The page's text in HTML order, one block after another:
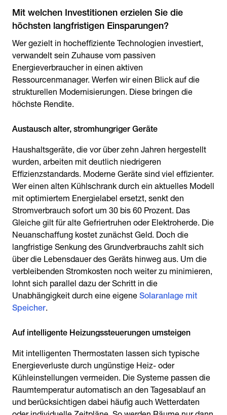
Mit welchen Investitionen erzielen Sie die
höchsten langfristigen Einsparungen?
Wer gezielt in hocheffiziente Technologien investiert,
verwandelt sein Zuhause vom passiven
Energieverbraucher in einen aktiven
Ressourcenmanager. Werfen wir einen Blick auf die
strukturellen Modernisierungen. Diese bringen die
höchste Rendite.
Austausch alter, stromhungriger Geräte
Haushaltsgeräte, die vor über zehn Jahren hergestellt
wurden, arbeiten mit deutlich niedrigeren
Effizienzstandards. Moderne Geräte sind viel effizienter.
Wer einen alten Kühlschrank durch ein aktuelles Modell
mit optimiertem Energielabel ersetzt, senkt den
Stromverbrauch sofort um 30 bis 60 Prozent. Das
Gleiche gilt für alte Gefriertruhen oder Elektroherde. Die
Neuanschaffung kostet zunächst Geld. Doch die
langfristige Senkung des Grundverbrauchs zahlt sich
über die Lebensdauer des Geräts hinweg aus. Um die
verbleibenden Stromkosten noch weiter zu minimieren,
lohnt sich parallel dazu der Schritt in die
Unabhängigkeit durch eine eigene Solaranlage mit
Speicher.
Auf intelligente Heizungssteuerungen umsteigen
Mit intelligenten Thermostaten lassen sich typische
Energieverluste durch ungünstige Heiz- oder
Kühleinstellungen vermeiden. Die Systeme passen die
Raumtemperatur automatisch an den Tagesablauf an
und berücksichtigen dabei häufig auch Wetterdaten